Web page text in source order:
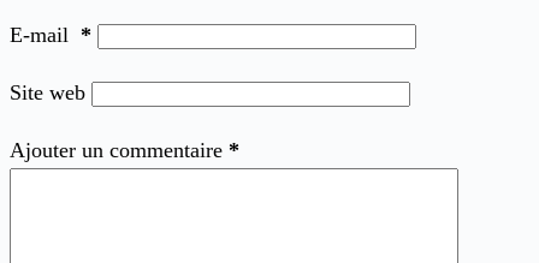
E-mail *
Site web
Ajouter un commentaire *